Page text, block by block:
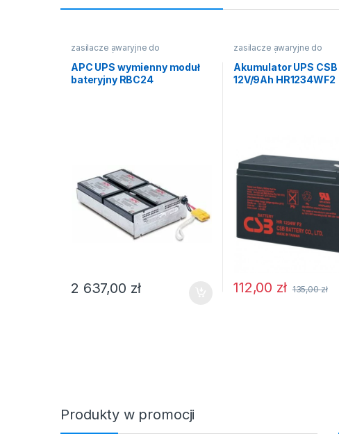
zasilacze awaryjne do
komputerów
APC UPS wymienny moduł
bateryjny RBC24
2 637,00 zł
zasilacze awaryjne do
komputerów
Akumulator UPS CSB
12V/9Ah HR1234WF2
112,00 zł 135,00zł
Produkty w promocji